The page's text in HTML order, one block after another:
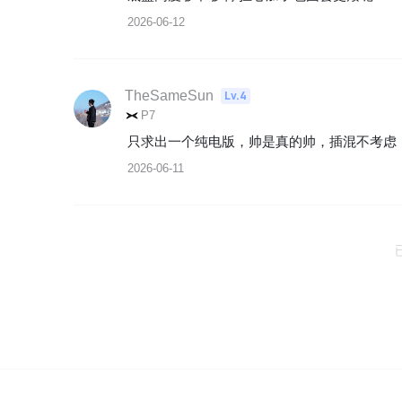
2026-06-12
TheSameSun Lv.4
P7
只求出一个纯电版，帅是真的帅，插混不考虑
2026-06-11